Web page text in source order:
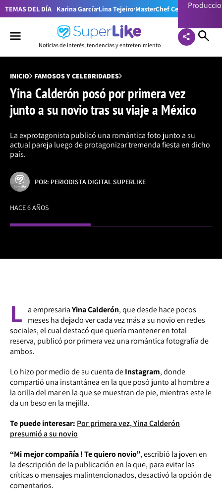
TEMAS DEL DÍA Karina García Lina Tejeiro MasterChef Celebrity
Noticias de interés, tendencias y entretenimiento
INICIO FAMOSOS Y CELEBRIDADES
Yina Calderón posó por primera vez
junto a su novio tras su viaje a México
La exprotagonista publicó una romántica foto junto a su
actual pareja luego de protagonizar tremenda fiesta en dicho
país.
POR: PERIODISTA DIGITAL SUPERLIKE
HACE 6 AÑOS
L a empresariaYina Calderón, que desde hace pocos
meses ha dejado ver cada vez más a su novio en redes
sociales, el cual destacó que quería mantener en total
reserva, publicó por primera vez una romántica fotografía de
ambos.
Lo hizo por medio de su cuenta deInstagram, donde
compartió una instantánea en la que posó junto al hombre a
la orilla del mar en la que se muestran de pie, mientras este le
da un beso en la mejilla.
Te puede interesar: Por primera vez, Yina Calderón
presumió a su novio
“Mi mejor compañía ! Te quiero novio”, escribió la joven en
la descripción de la publicación en la que, para evitar las
críticas o mensajes malintencionados, desactivó la opción de
comentarios.